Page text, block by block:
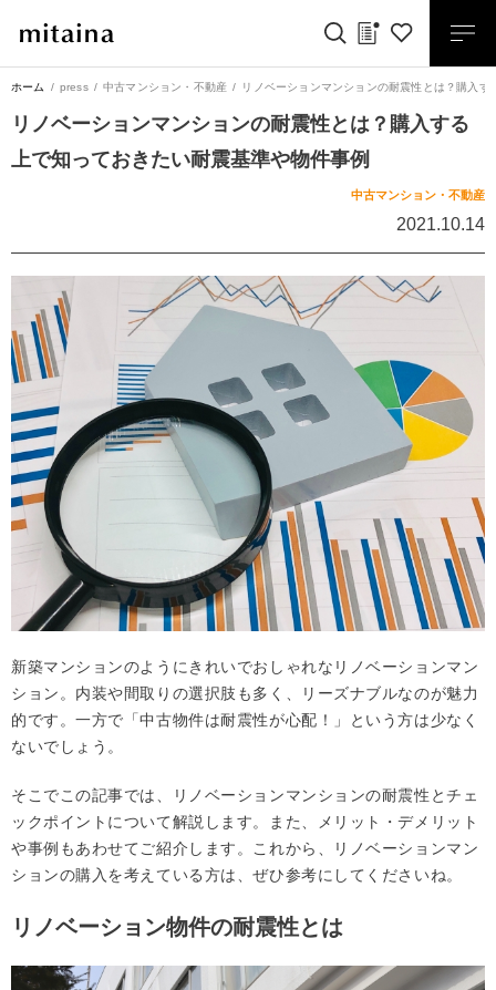
ホーム press 中古マンション・不動産 リノベーションマンションの耐震性とは？購入
リノベーションマンションの耐震性とは？購入する
上で知っておきたい耐震基準や物件事例
中古マンション・不動産
2021.10.14
新築マンションのようにきれいでおしゃれなリノベーションマン
ション。内装や間取りの選択肢も多く、リーズナブルなのが魅力
的です。一方で「中古物件は耐震性が心配！」という方は少なく
ないでしょう。
そこでこの記事では、リノベーションマンションの耐震性とチェ
ックポイントについて解説します。また、メリット・デメリット
や事例もあわせてご紹介します。これから、リノベーションマン
ションの購入を考えている方は、ぜひ参考にしてくださいね。
リノベーション物件の耐震性とは